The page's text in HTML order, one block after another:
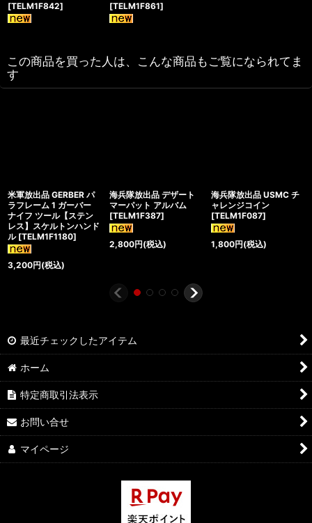
[TELM1F842]
[TELM1F861]
この商品を買った人は、こんな商品もご覧になられてま
す
米軍放出品 GERBER パ
ラフレーム 1 ガーバー
ナイフ ツール【ステン
レス】スケルトンハンド
ル [TELM1F1180]
3,200円(税込)
海兵隊放出品 デザート
マーパット アルバム
[TELM1F387]
2,800円(税込)
海兵隊放出品 USMC チ
ャレンジコイン
[TELM1F087]
1,800円(税込)
最近チェックしたアイテム
ホーム
特定商取引法表示
お問い合せ
マイページ